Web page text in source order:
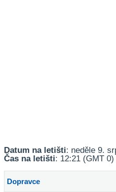
Datum na letišti: neděle 9.
Čas na letišti: 12:21 (GMT 0)
Dopravce